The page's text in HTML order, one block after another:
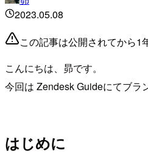
2023.05.08
この記事は公開されてから1
こんにちは、昴です。
今回は Zendesk Guideにてブラ
はじめに